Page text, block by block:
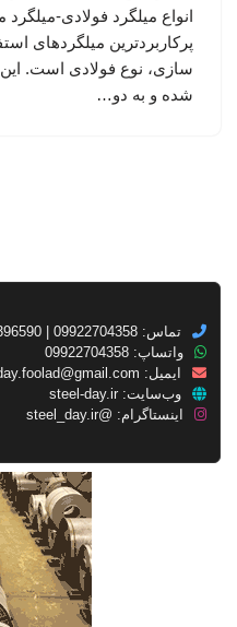
انواع میلگرد فولادی-
پرکاربردترین میلگردهای
شده و به دو…
تماس: 09922704358 | 02166396590
واتساپ: 09922704358
ایمیل:
وب‌سایت: steel-day.ir
اینستاگرام: @steel_day.ir